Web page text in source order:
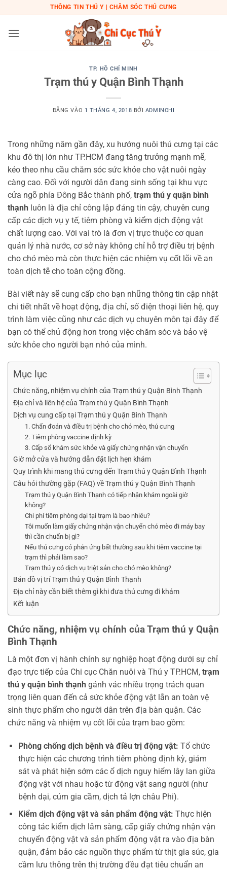
qua
nội
THÔNG TIN THÚ Y | CHĂM SÓC THÚ CƯNG
TP. HỒ CHÍ MINH
Trạm thú y Quận Bình Thạnh
ĐĂNG VÀO 1 THÁNG 4, 2018 BỞI ADMINCHI
Trong những năm gần đây, xu hướng nuôi thú cưng tại các
khu đô thị lớn như TP.HCM đang tăng trưởng mạnh mẽ,
kéo theo nhu cầu chăm sóc sức khỏe cho vật nuôi ngày
càng cao. Đối với người dân đang sinh sống tại khu vực
cửa ngõ phía Đông Bắc thành phố, trạm thú y quận bình
thạnh luôn là địa chỉ công lập đáng tin cậy, chuyên cung
cấp các dịch vụ y tế, tiêm phòng và kiểm dịch động vật
chất lượng cao. Với vai trò là đơn vị trực thuộc cơ quan
quản lý nhà nước, cơ sở này không chỉ hỗ trợ điều trị bệnh
cho chó mèo mà còn thực hiện các nhiệm vụ cốt lõi về an
toàn dịch tễ cho toàn cộng đồng.
Bài viết này sẽ cung cấp cho bạn những thông tin cập nhật
chi tiết nhất về hoạt động, địa chỉ, số điện thoại liên hệ, quy
trình làm việc cũng như các dịch vụ chuyên môn tại đây để
bạn có thể chủ động hơn trong việc chăm sóc và bảo vệ
sức khỏe cho người bạn nhỏ của mình.
Mục lục
Chức năng, nhiệm vụ chính của Trạm thú y Quận Bình Thạnh
Địa chỉ và liên hệ của Trạm thú y Quận Bình Thạnh
Dịch vụ cung cấp tại Trạm thú y Quận Bình Thạnh
1. Chẩn đoán và điều trị bệnh cho chó mèo, thú cưng
2. Tiêm phòng vaccine định kỳ
3. Cấp sổ khám sức khỏe và giấy chứng nhận vận chuyển
Giờ mở cửa và hướng dẫn đặt lịch hẹn khám
Quy trình khi mang thú cưng đến Trạm thú y Quận Bình Thạnh
Câu hỏi thường gặp (FAQ) về Trạm thú y Quận Bình Thạnh
Trạm thú y Quận Bình Thạnh có tiếp nhận khám ngoài giờ
không?
Chi phí tiêm phòng dại tại trạm là bao nhiêu?
Tôi muốn làm giấy chứng nhận vận chuyển chó mèo đi máy bay
thì cần chuẩn bị gì?
Nếu thú cưng có phản ứng bất thường sau khi tiêm vaccine tại
trạm thì phải làm sao?
Trạm thú y có dịch vụ triệt sản cho chó mèo không?
Bản đồ vị trí Trạm thú y Quận Bình Thạnh
Địa chỉ này cần biết thêm gì khi đưa thú cưng đi khám
Kết luận
Chức năng, nhiệm vụ chính của Trạm thú y Quận
Bình Thạnh
Là một đơn vị hành chính sự nghiệp hoạt động dưới sự chỉ
đạo trực tiếp của Chi cục Chăn nuôi và Thú y TP.HCM, trạm
thú y quận bình thạnh gánh vác nhiều trọng trách quan
trọng liên quan đến cả sức khỏe động vật lẫn an toàn vệ
sinh thực phẩm cho người dân trên địa bàn quận. Các
chức năng và nhiệm vụ cốt lõi của trạm bao gồm:
Phòng chống dịch bệnh và điều trị động vật: Tổ chức
thực hiện các chương trình tiêm phòng định kỳ, giám
sát và phát hiện sớm các ổ dịch nguy hiểm lây lan giữa
động vật với nhau hoặc từ động vật sang người (như
bệnh dại, cúm gia cầm, dịch tả lợn châu Phi).
Kiểm dịch động vật và sản phẩm động vật: Thực hiện
công tác kiểm dịch lâm sàng, cấp giấy chứng nhận vận
chuyển động vật và sản phẩm động vật ra vào địa bàn
quận, đảm bảo các nguồn thực phẩm từ thịt gia súc, gia
cầm lưu thông trên thị trường đều đạt tiêu chuẩn an